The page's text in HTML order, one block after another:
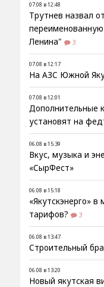
07.08 в 12:48
Трутнев назвал
Ленина"
3
07.08 в 12:17
На АЗС Южной
07.08 в 12:01
Дополнительные
установят на
06.08 в 15:39
Вкус, музыка и
«СырФест»
06.08 в 15:18
«Якутскэнерго»
тарифов?
3
06.08 в 13:47
Строительный
06.08 в 13:20
Новый якутская